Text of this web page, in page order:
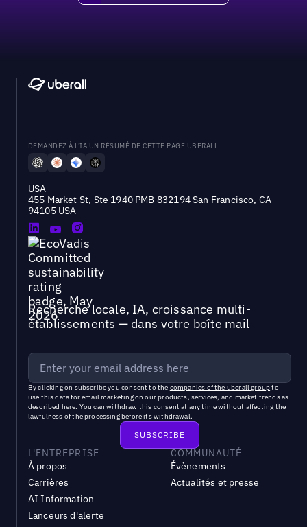
DEMANDEZ À L'IA UN RÉSUMÉ DE CETTE PAGE UBERALL
USA
455 Market St, Ste 1940 PMB 832194 San Francisco, CA
94105 USA
Recherche locale, IA, croissance multi-
établissements — dans votre boîte mail
By clicking on subscribe you consent to the companies of the uberall groupto
use this data for email marketing on our products, services, and market trends as
described here. You can withdraw this consent at any time without affecting the
lawfulness of the processing before its withdrawal.
L'ENTREPRISE
À propos
Carrières
AI Information
Lanceurs d'alerte
COMMUNAUTÉ
Évènements
Actualités et presse